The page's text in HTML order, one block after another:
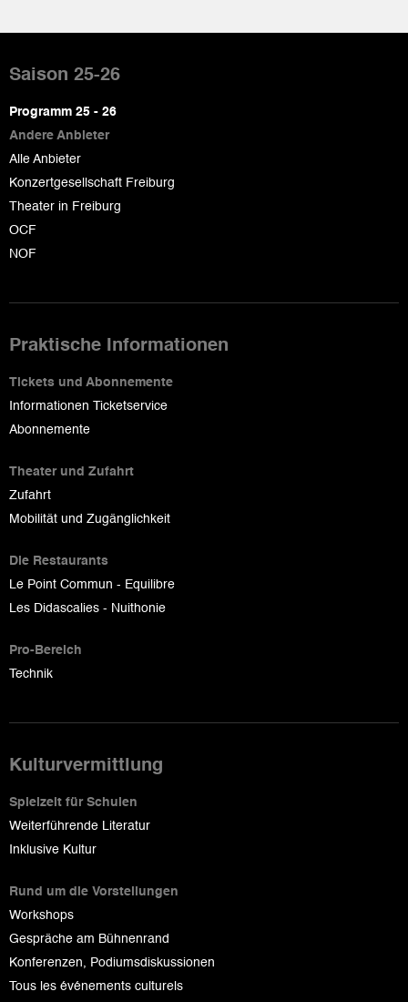
de
page
Saison 25-26
Programm 25 - 26
Andere Anbieter
Alle Anbieter
Konzertgesellschaft Freiburg
Theater in Freiburg
OCF
NOF
Praktische Informationen
Tickets und Abonnemente
Informationen Ticketservice
Abonnemente
Theater und Zufahrt
Zufahrt
Mobilität und Zugänglichkeit
Die Restaurants
Le Point Commun - Equilibre
Les Didascalies - Nuithonie
Pro-Bereich
Technik
Kulturvermittlung
Spielzeit für Schulen
Weiterführende Literatur
Inklusive Kultur
Rund um die Vorstellungen
Workshops
Gespräche am Bühnenrand
Konferenzen, Podiumsdiskussionen
Tous les événements culturels